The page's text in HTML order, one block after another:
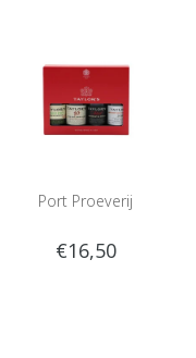
Port Proeverij
€16,50